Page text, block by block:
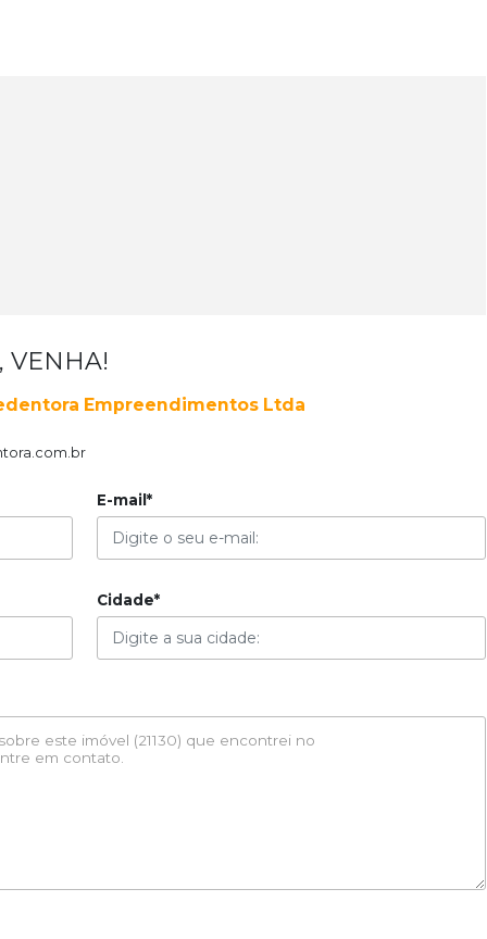
VENHA!
Empreendimentos Ltda
E-mail*
Cidade*